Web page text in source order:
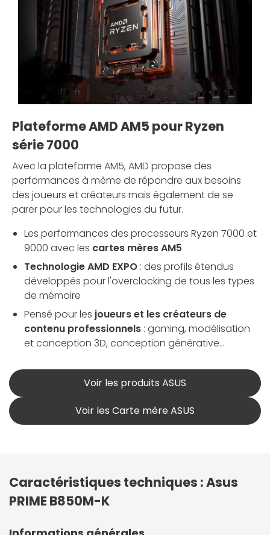
Plateforme AMD AM5 pour Ryzen
série 7000
Avec la plateforme AM5, AMD propose des
performances à même de répondre aux besoins
des joueurs et créateurs mais également de se
parer pour les technologies du futur.
Les performances des processeurs Ryzen 7000 et
9000 avec les cartes mères AM5
Technologie AMD EXPO : des profils étendus
développés pour l'overclocking de tous les types
de mémoire
Pensé pour les joueurs et les créateurs de
contenu professionnels : gaming, modélisation
et conception 3D, conception générative...
Voir les produits ASUS
Voir les Carte mère ASUS
Caractéristiques techniques : Asus
PRIME B850M-K